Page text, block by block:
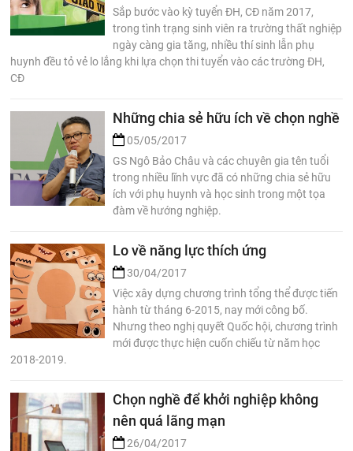
Sắp bước vào kỳ tuyển ĐH, CĐ năm 2017,
trong tình trạng sinh viên ra trường thất nghiệp
ngày càng gia tăng, nhiều thí sinh lẫn phụ
huynh đều tỏ vẻ lo lắng khi lựa chọn thi tuyển vào các trường ĐH,
CĐ
Những chia sẻ hữu ích về chọn nghề
05/05/2017
GS Ngô Bảo Châu và các chuyên gia tên tuổi
trong nhiều lĩnh vực đã có những chia sẻ hữu
ích với phụ huynh và học sinh trong một tọa
đàm về hướng nghiệp.
Lo về năng lực thích ứng
30/04/2017
Việc xây dựng chương trình tổng thể được tiến
hành từ tháng 6-2015, nay mới công bố.
Nhưng theo nghị quyết Quốc hội, chương trình
mới được thực hiện cuốn chiếu từ năm học
2018-2019.
Chọn nghề để khởi nghiệp không
nên quá lãng mạn
26/04/2017